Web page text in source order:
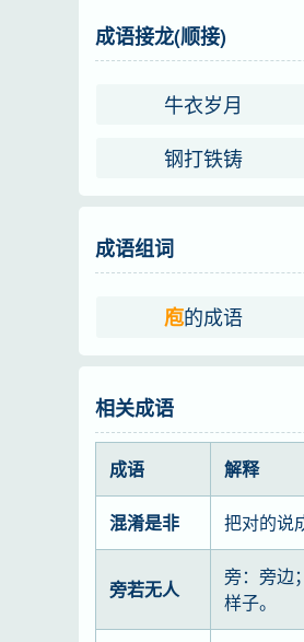
成语接龙(顺接)
牛衣岁月
钢打铁铸
成语组词
庖的成语
相关成语
成语 解释
混淆是非 把对的说
旁若无人
旁：旁边
样子。